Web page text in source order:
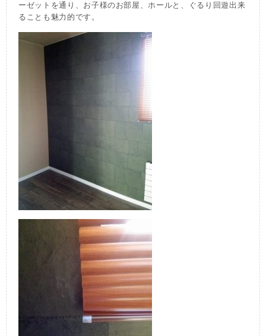
ーゼットを通り、お子様のお部屋、ホールと、ぐるり回遊出来
ることも魅力的です。